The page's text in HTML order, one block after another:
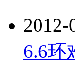
2012-
6.6环